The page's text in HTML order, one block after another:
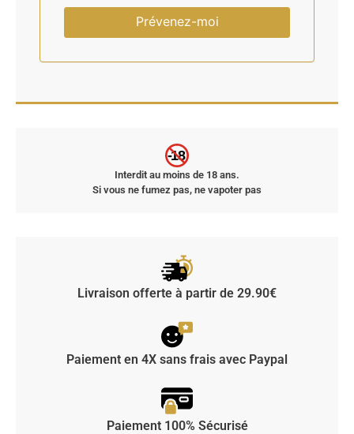
-18
Interdit au moins de 18 ans.
Si vous ne fumez pas, ne vapoter pas
Livraison offerte à partir de 29.90€
Paiement en 4X sans frais avec Paypal
Paiement 100% Sécurisé